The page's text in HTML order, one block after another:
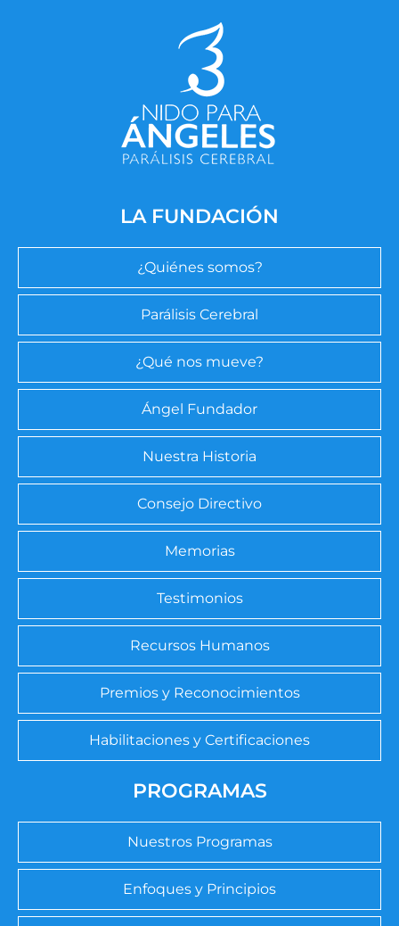
LA FUNDACIÓN
¿Quiénes somos?
Parálisis Cerebral
¿Qué nos mueve?
Ángel Fundador
Nuestra Historia
Consejo Directivo
Memorias
Testimonios
Recursos Humanos
Premios y Reconocimientos
Habilitaciones y Certificaciones
PROGRAMAS
Nuestros Programas
Enfoques y Principios